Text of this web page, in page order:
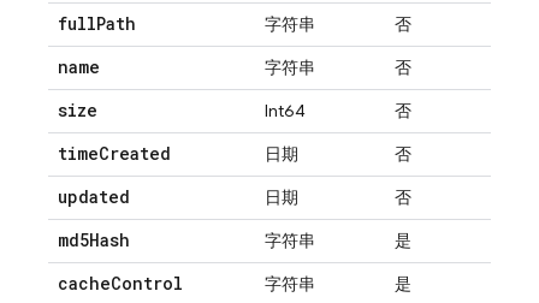
fullPath 字符串 否
name 字符串 否
size Int64 否
timeCreated 日期 否
updated 日期 否
md5Hash 字符串 是
cacheControl 字符串 是